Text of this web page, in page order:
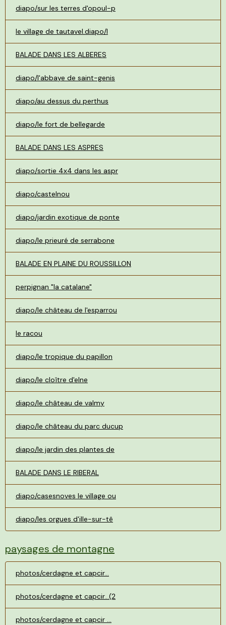
diapo/sur les terres d'opoul-p
le village de tautavel.diapo/l
BALADE DANS LES ALBERES
diapo/l'abbaye de saint-genis
diapo/au dessus du perthus
diapo/le fort de bellegarde
BALADE DANS LES ASPRES
diapo/sortie 4x4 dans les aspr
diapo/castelnou
diapo/jardin exotique de ponte
diapo/le prieuré de serrabone
BALADE EN PLAINE DU ROUSSILLON
perpignan "la catalane"
diapo/le château de l'esparrou
le racou
diapo/le tropique du papillon
diapo/le cloître d'elne
diapo/le château de valmy
diapo/le château du parc ducup
diapo/le jardin des plantes de
BALADE DANS LE RIBERAL
diapo/casesnoves le village ou
diapo/les orgues d'ille-sur-tê
paysages de montagne
photos/cerdagne et capcir...
photos/cerdagne et capcir...(2
photos/cerdagne et capcir ...